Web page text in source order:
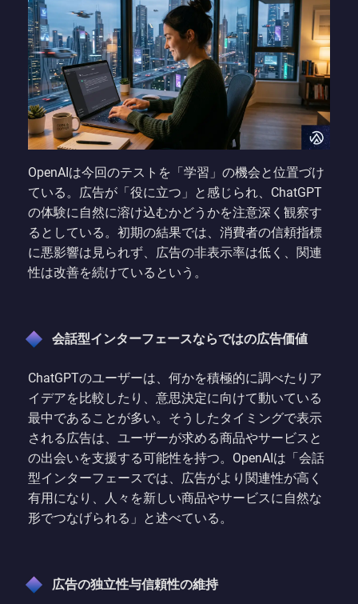
OpenAIは今回のテストを「学習」の機会と位置づけ
ている。広告が「役に立つ」と感じられ、ChatGPT
の体験に自然に溶け込むかどうかを注意深く観察す
るとしている。初期の結果では、消費者の信頼指標
に悪影響は見られず、広告の非表示率は低く、関連
性は改善を続けているという。
会話型インターフェースならではの広告価値
ChatGPTのユーザーは、何かを積極的に調べたりア
イデアを比較したり、意思決定に向けて動いている
最中であることが多い。そうしたタイミングで表示
される広告は、ユーザーが求める商品やサービスと
の出会いを支援する可能性を持つ。OpenAIは「会話
型インターフェースでは、広告がより関連性が高く
有用になり、人々を新しい商品やサービスに自然な
形でつなげられる」と述べている。
広告の独立性与信頼性の維持